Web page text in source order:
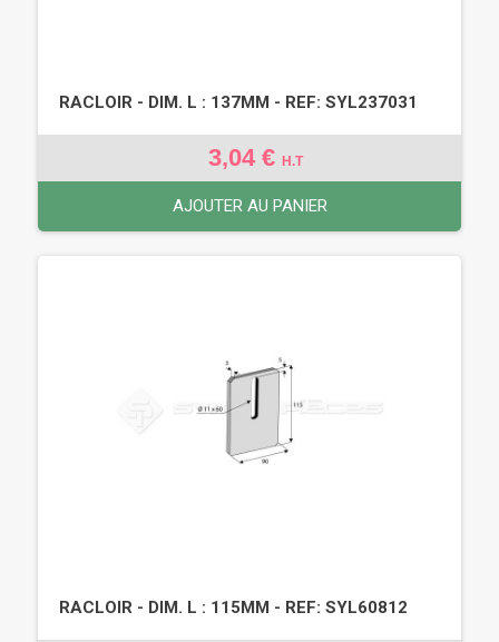
RACLOIR - DIM. L : 137MM - REF: SYL237031
3,04 € H.T
AJOUTER AU PANIER
RACLOIR - DIM. L : 115MM - REF: SYL60812